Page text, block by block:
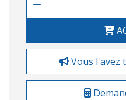
Vous l'avez